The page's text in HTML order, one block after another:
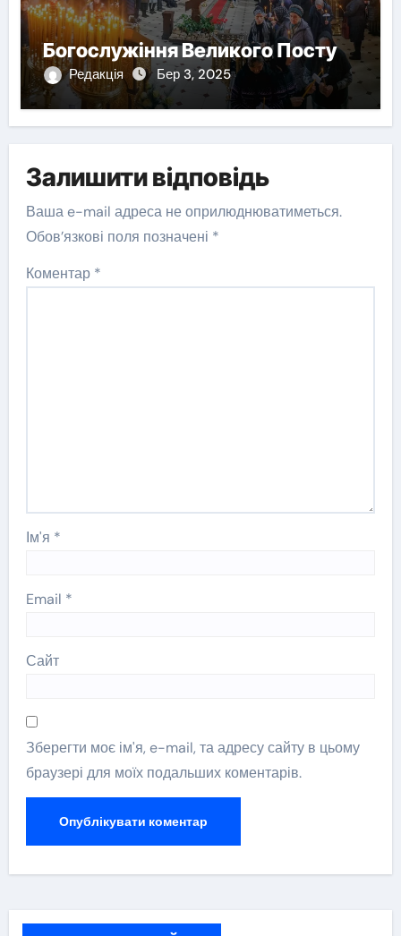
Богослужіння Великого Посту
Редакція Бер 3, 2025
Залишити відповідь
Ваша e-mail адреса не оприлюднюватиметься.
Обов’язкові поля позначені *
Коментар *
Ім'я *
Email *
Сайт
Зберегти моє ім'я, e-mail, та адресу сайту в цьому
браузері для моїх подальших коментарів.